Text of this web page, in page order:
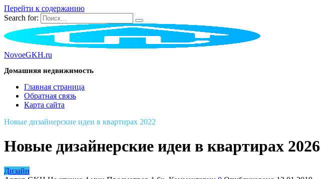
Перейти к содержанию
Search for:
NovoeGKH.ru
Домашняя недвижимость
Главная страница
Обратная связь
Карта сайта
Новые дизайнерские идеи в квартирах 2022
Новые дизайнерские идеи в квартирах 2026
Дизайн